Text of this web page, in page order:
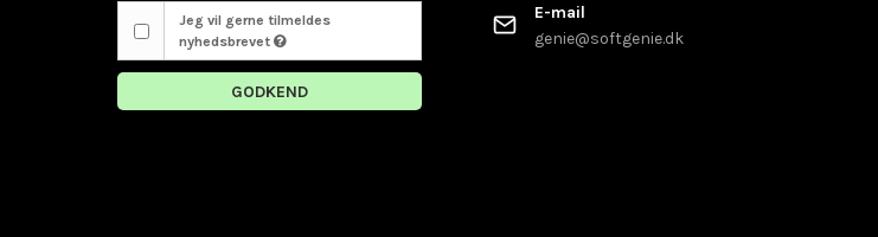
Jeg vil gerne tilmeldes
nyhedsbrevet
GODKEND
E-mail
genie@softgenie.dk